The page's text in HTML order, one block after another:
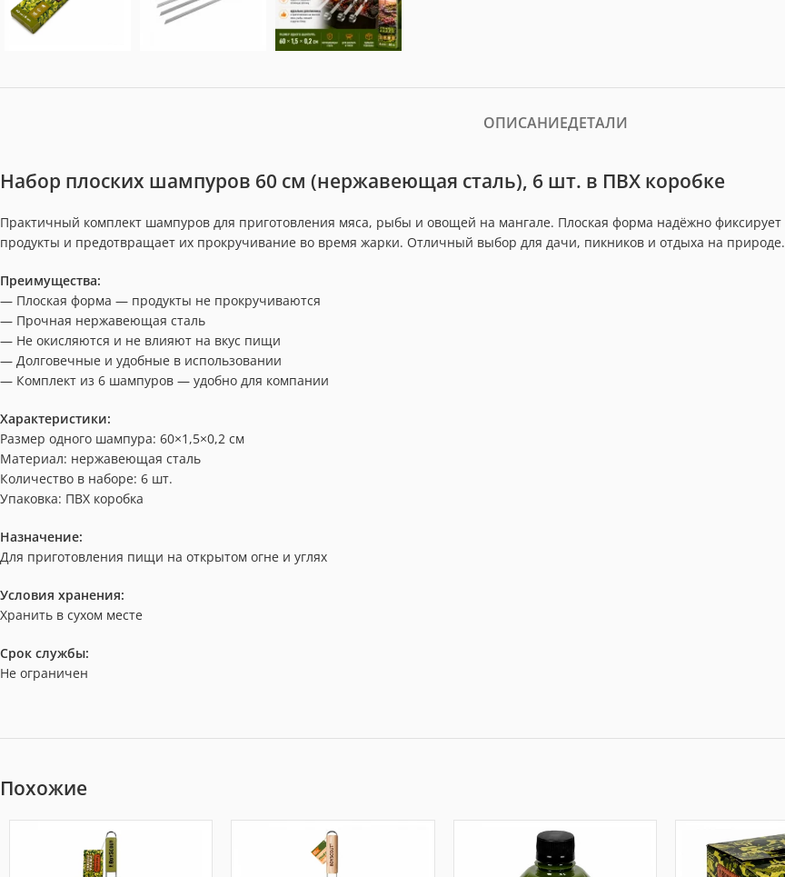
ОПИСАНИЕДЕТАЛИ
Набор плоских шампуров 60 см (нержавеющая сталь), 6 шт. в ПВХ коробке
Практичный комплект шампуров для приготовления мяса, рыбы и овощей на мангале. Плоская форма надёжно фиксирует
продукты и предотвращает их прокручивание во время жарки. Отличный выбор для дачи, пикников и отдыха на природе.
Преимущества:
— Плоская форма — продукты не прокручиваются
— Прочная нержавеющая сталь
— Не окисляются и не влияют на вкус пищи
— Долговечные и удобные в использовании
— Комплект из 6 шампуров — удобно для компании
Характеристики:
Размер одного шампура: 60×1,5×0,2 см
Материал: нержавеющая сталь
Количество в наборе: 6 шт.
Упаковка: ПВХ коробка
Назначение:
Для приготовления пищи на открытом огне и углях
Условия хранения:
Хранить в сухом месте
Срок службы:
Не ограничен
Похожие